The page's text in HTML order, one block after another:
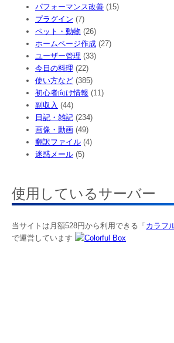
パフォーマンス改善 (15)
プラグイン (7)
ペット・動物 (26)
ホームページ作成 (27)
ユーザー管理 (33)
今日の料理 (22)
使い方など (385)
初心者向け情報 (11)
副収入 (44)
日記・雑記 (234)
画像・動画 (49)
翻訳ファイル (4)
迷惑メール (5)
使用しているサーバー
当サイトは月額528円から利用できる「 カラフ
で運営しています